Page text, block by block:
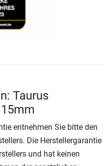
Taurus
entnehmen Sie bitte den
Die Herstellergarantie
und hat keinen